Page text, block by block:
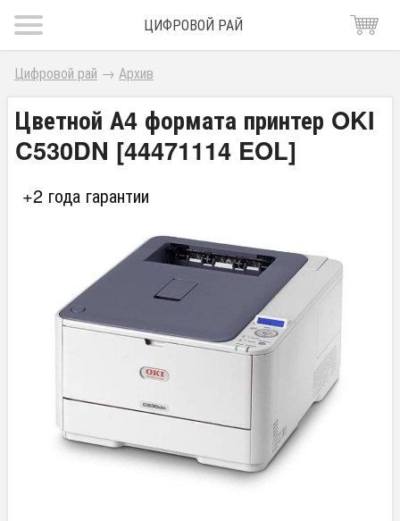
ЦИФРОВОЙ РАЙ
Цифровой рай → Архив
Цветной А4 формата принтер OKI
C530DN [44471114 EOL]
+2 года гарантии